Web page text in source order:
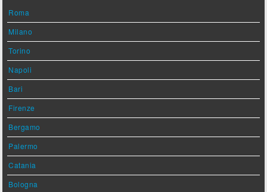
Roma
Milano
Torino
Napoli
Bari
Firenze
Bergamo
Palermo
Catania
Bologna